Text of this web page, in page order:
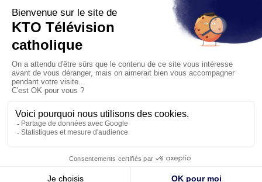
Les reportages d'été 2026 de KTO
La visite pastorale du pape Léon
XIV à Assise à suivre sur KTO le
jeudi 6 août
Le pape en Uruguay, Argentine et
Pérou du 6 au 17 novembre 2026